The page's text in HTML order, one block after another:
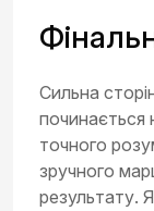
Сильна
починається
точного
зручного
результату.